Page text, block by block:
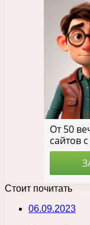
Стоит почитать
06.09.2023